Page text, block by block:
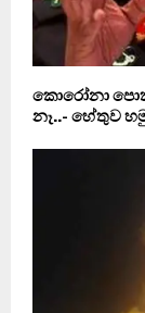
කොරෝනා
නෑ..- හේතුව